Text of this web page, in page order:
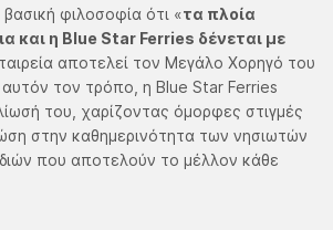
φιλοσοφία ότι «τα πλοία
και η Blue Star Ferries δένεται με
αποτελεί τον Μεγάλο Χορηγό του
τον τρόπο, η Blue Star Ferries
του, χαρίζοντας όμορφες στιγμές
στην καθημερινότητα των νησιωτών
που αποτελούν το μέλλον κάθε